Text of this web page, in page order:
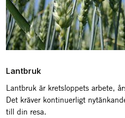
Lantbruk
Lantbruk är kretsloppets arbete,
Det kräver kontinuerligt
till din resa.